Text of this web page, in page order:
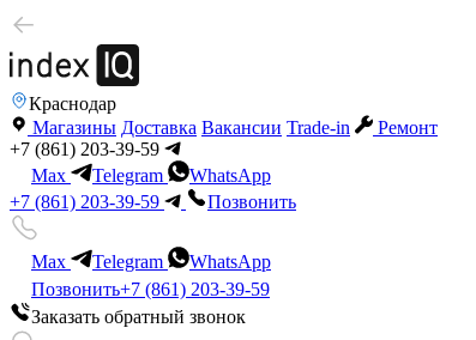
Краснодар
Магазины Доставка Вакансии Trade-in
Ремонт
+7 (861) 203-39-59
Max
Telegram
WhatsApp
+7 (861) 203-39-59
Позвонить
Max Telegram
WhatsApp
Позвонить+7 (861) 203-39-59
Заказать обратный звонок